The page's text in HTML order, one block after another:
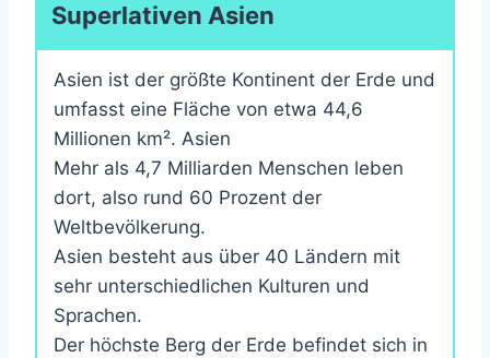
Superlativen Asien
Asien ist der größte Kontinent der Erde und
umfasst eine Fläche von etwa 44,6
Millionen km². Asien
Mehr als 4,7 Milliarden Menschen leben
dort, also rund 60 Prozent der
Weltbevölkerung.
Asien besteht aus über 40 Ländern mit
sehr unterschiedlichen Kulturen und
Sprachen.
Der höchste Berg der Erde befindet sich in